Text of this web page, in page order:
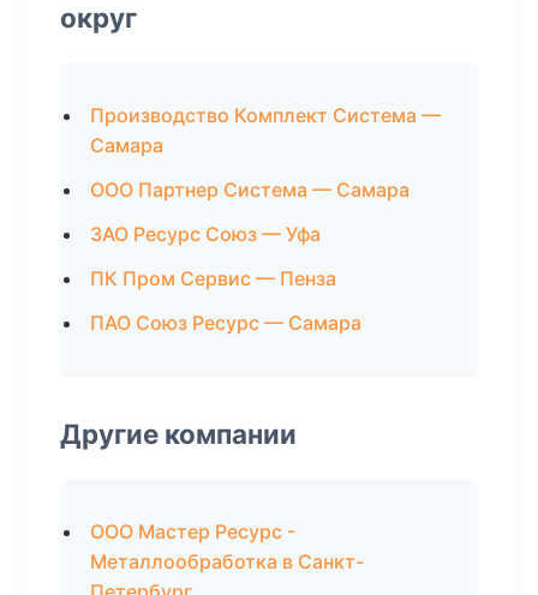
округ
Производство Комплект Система —
Самара
ООО Партнер Система — Самара
ЗАО Ресурс Союз — Уфа
ПК Пром Сервис — Пенза
ПАО Союз Ресурс — Самара
Другие компании
ООО Мастер Ресурс -
Металлообработка в Санкт-